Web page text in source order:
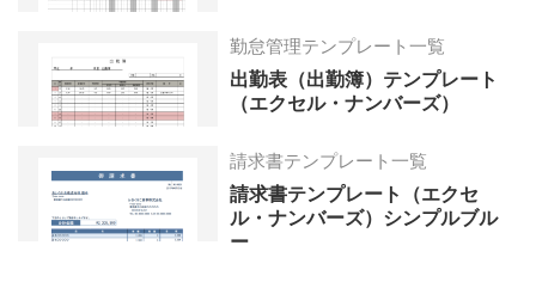
勤怠管理テンプレート一覧
出勤表（出勤簿）テンプレート
（エクセル・ナンバーズ）
請求書テンプレート一覧
請求書テンプレート（エクセ
ル・ナンバーズ）シンプルブル
ー